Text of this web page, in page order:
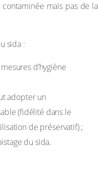
mais pas de la
sida :
d’hygiène
adopter un
(fidélité dans le
de préservatif) ;
du sida.